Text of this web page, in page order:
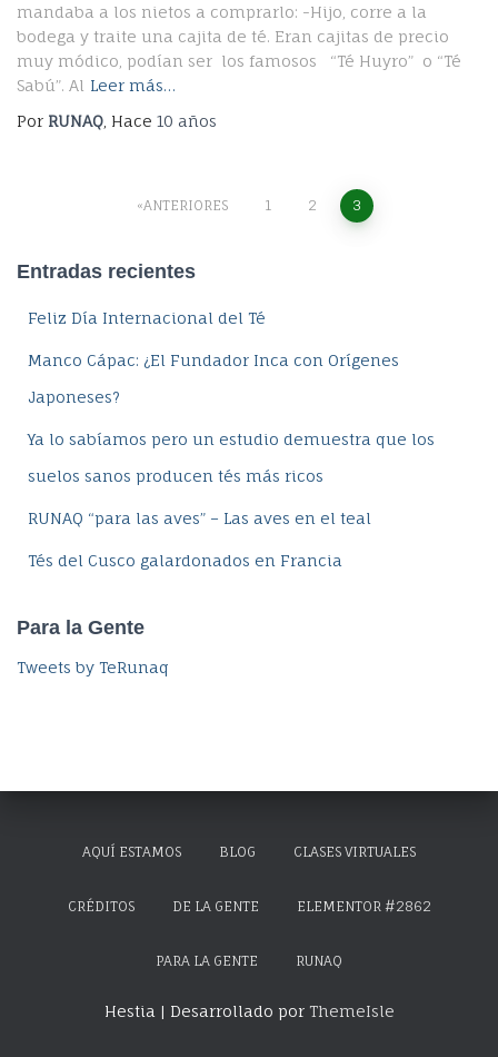
mandaba a los nietos a comprarlo: -Hijo, corre a la
bodega y traite una cajita de té. Eran cajitas de precio
muy módico, podían ser los famosos “Té Huyro” o “Té
Sabú”. Al Leer más…
Por RUNAQ , Hace 10 años
Navegación
de
entradas
ANTERIORES 1 2 3
Entradas recientes
Feliz Día Internacional del Té
Manco Cápac: ¿El Fundador Inca con Orígenes
Japoneses?
Ya lo sabíamos pero un estudio demuestra que los
suelos sanos producen tés más ricos
RUNAQ “para las aves” – Las aves en el teal
Tés del Cusco galardonados en Francia
Para la Gente
Tweets by TeRunaq
AQUÍ ESTAMOS BLOG CLASES VIRTUALES
CRÉDITOS DE LA GENTE ELEMENTOR #2862
PARA LA GENTE RUNAQ
Hestia | Desarrollado por ThemeIsle